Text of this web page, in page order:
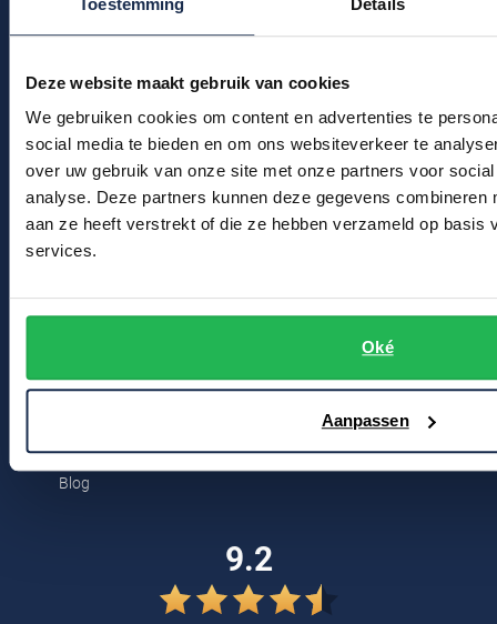
Deze website maakt gebruik van cookies
We gebruiken cookies om content en advertenties te
social media te bieden en om ons websiteverkeer te
over uw gebruik van onze site met onze partners voor
analyse. Deze partners kunnen deze gegevens combineren
aan ze heeft verstrekt of die ze hebben verzameld op basis
services.
Oké
Aanpassen
State of Art
Vanguard
Replay
Reset
Roy Robson
Seidensticker
Slater
Superdry
Thomas Maine
Klantenservice
Winkel
Winkel & Openingstijden
Contact
Bert Schrier Herenmode
Breestraat 152 - 154
Voor jou
Blog
9.2